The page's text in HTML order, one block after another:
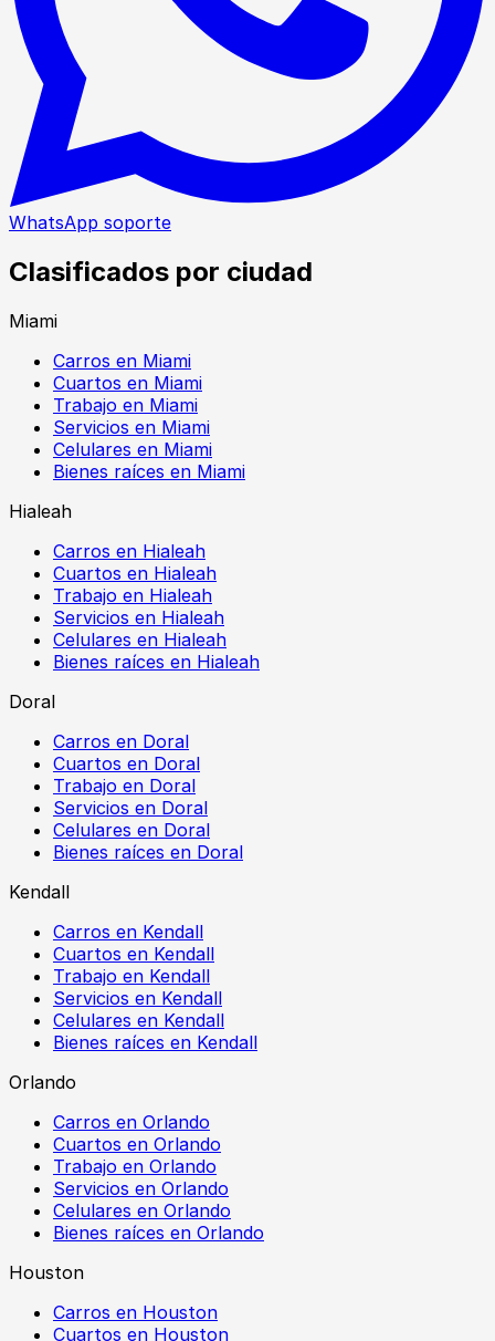
WhatsApp soporte
Clasificados por ciudad
Miami
Carros en Miami
Cuartos en Miami
Trabajo en Miami
Servicios en Miami
Celulares en Miami
Bienes raíces en Miami
Hialeah
Carros en Hialeah
Cuartos en Hialeah
Trabajo en Hialeah
Servicios en Hialeah
Celulares en Hialeah
Bienes raíces en Hialeah
Doral
Carros en Doral
Cuartos en Doral
Trabajo en Doral
Servicios en Doral
Celulares en Doral
Bienes raíces en Doral
Kendall
Carros en Kendall
Cuartos en Kendall
Trabajo en Kendall
Servicios en Kendall
Celulares en Kendall
Bienes raíces en Kendall
Orlando
Carros en Orlando
Cuartos en Orlando
Trabajo en Orlando
Servicios en Orlando
Celulares en Orlando
Bienes raíces en Orlando
Houston
Carros en Houston
Cuartos en Houston